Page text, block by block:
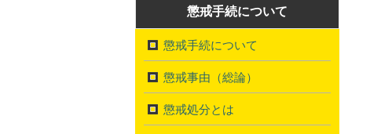
懲戒手続について
懲戒手続について
懲戒事由（総論）
懲戒処分とは